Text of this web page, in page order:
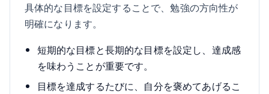
具体的な目標を設定することで、勉強の方向性が
明確になります。
短期的な目標と長期的な目標を設定し、達成感
を味わうことが重要です。
目標を達成するたびに、自分を褒めてあげるこ